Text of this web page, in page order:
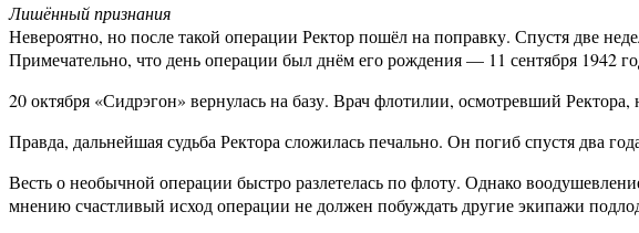
Лишённый признания
Невероятно, но после такой операции Ректор пошёл на поправку. Спустя две
Примечательно, что день операции был днём его рождения — 11 сентября 1942
20 октября «Сидрэгон» вернулась на базу. Врач флотилии, осмотревший
Правда, дальнейшая судьба Ректора сложилась печально. Он погиб спустя два
Весть о необычной операции быстро разлетелась по флоту. Однако
мнению счастливый исход операции не должен побуждать другие экипажи